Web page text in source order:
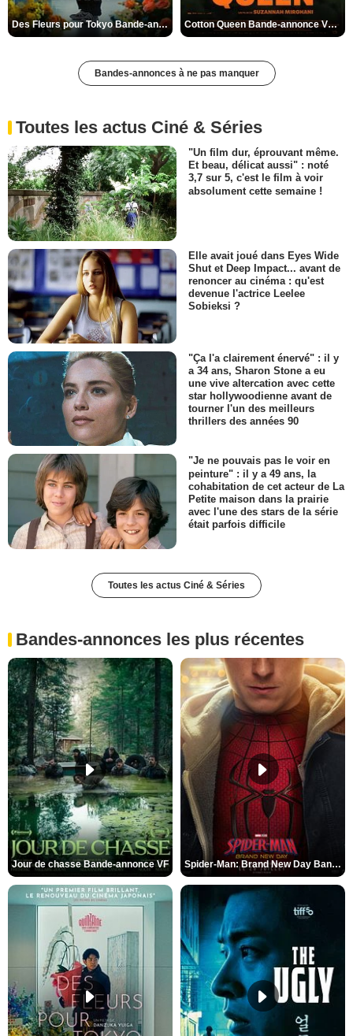
Des Fleurs pour Tokyo Bande-annonce VO STFR Cotton Queen Bande-annonce VO STFR
Bandes-annonces à ne pas manquer
Toutes les actus Ciné & Séries
"Un film dur, éprouvant même.
Et beau, délicat aussi" : noté
3,7 sur 5, c'est le film à voir
absolument cette semaine !
Elle avait joué dans Eyes Wide
Shut et Deep Impact... avant de
renoncer au cinéma : qu'est
devenue l'actrice Leelee
Sobieksi ?
"Ça l'a clairement énervé" : il y
a 34 ans, Sharon Stone a eu
une vive altercation avec cette
star hollywoodienne avant de
tourner l'un des meilleurs
thrillers des années 90
"Je ne pouvais pas le voir en
peinture" : il y a 49 ans, la
cohabitation de cet acteur de La
Petite maison dans la prairie
avec l'une des stars de la série
était parfois difficile
Toutes les actus Ciné & Séries
Bandes-annonces les plus récentes
Jour de chasse Bande-annonce VF Spider-Man: Brand New Day Bande-annonce (3) VO STFR